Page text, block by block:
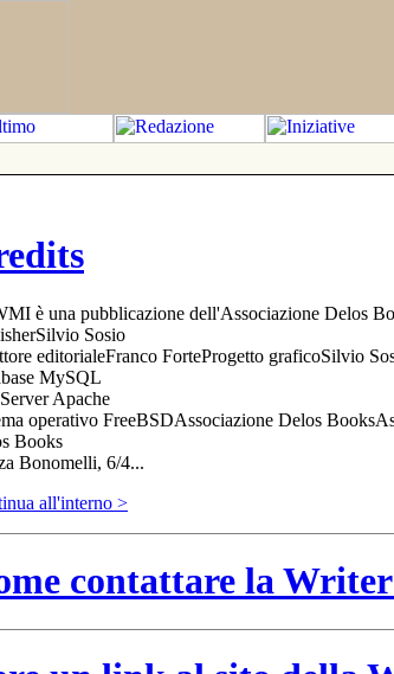
è una pubblicazione dell'Associazione Delos
Sosio
editorialeFranco ForteProgetto graficoSilvio
MySQL
Apache
operativo FreeBSDAssociazione Delos
Books
Bonomelli, 6/4...
all'interno >
contattare la